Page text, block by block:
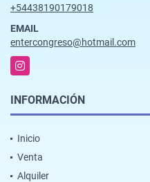
+54438190179018
EMAIL
entercongreso@hotmail.com
Instagram
INFORMACIÓN
Inicio
Venta
Alquiler